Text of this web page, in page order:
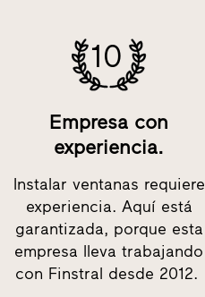
10
Empresa con
experiencia.
Instalar ventanas requiere
experiencia. Aquí está
garantizada, porque esta
empresa lleva trabajando
con Finstral desde 2012.